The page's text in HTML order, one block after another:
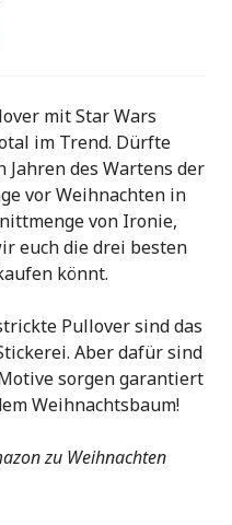
mit Star Wars
im Trend. Dürfte
Jahren des Wartens der
vor Weihnachten in
von Ironie,
euch die drei besten
könnt.
Pullover sind das
Aber dafür sind
sorgen garantiert
Weihnachtsbaum!
zu Weihnachten